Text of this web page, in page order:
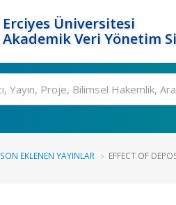
Erciyes Üniversitesi
Akademik Veri Yönetim
SON EKLENEN YAYINLAR EFFECT OF